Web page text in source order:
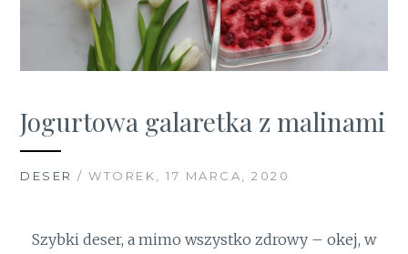
Jogurtowa galaretka z malinami
DESER / WTOREK, 17 MARCA, 2020
Szybki deser, a mimo wszystko zdrowy – okej, w